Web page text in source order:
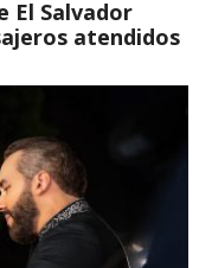
El Salvador
atendidos